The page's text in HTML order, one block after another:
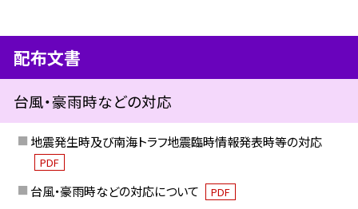
配布文書
台風・豪雨時などの対応
地震発生時及び南海トラフ地震臨時情報発表時等の対応
PDF
台風・豪雨時などの対応について PDF